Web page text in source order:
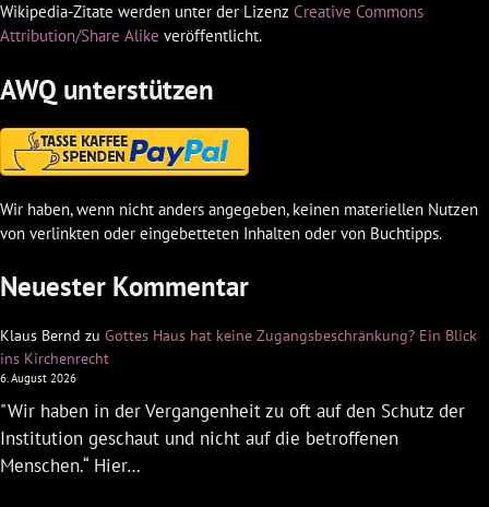
Wikipedia-Zitate werden unter der Lizenz Creative Commons
Attribution/Share Alike veröffentlicht.
AWQ unterstützen
Wir haben, wenn nicht anders angegeben, keinen materiellen Nutzen
von verlinkten oder eingebetteten Inhalten oder von Buchtipps.
Neuester Kommentar
Klaus Bernd zu Gottes Haus hat keine Zugangsbeschränkung? Ein Blick
ins Kirchenrecht
6. August 2026
"Wir haben in der Vergangenheit zu oft auf den Schutz der
Institution geschaut und nicht auf die betroffenen
Menschen.“ Hier…